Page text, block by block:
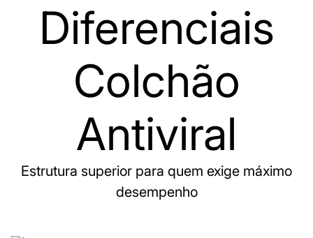
Diferenciais
Colchão
Antiviral
Estrutura superior para quem exige máximo
desempenho